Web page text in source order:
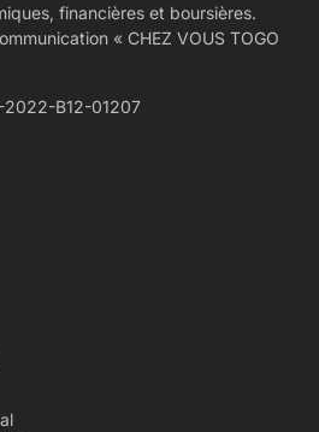
financières et boursières.
« CHEZ VOUS TOGO
2022-B12-01207